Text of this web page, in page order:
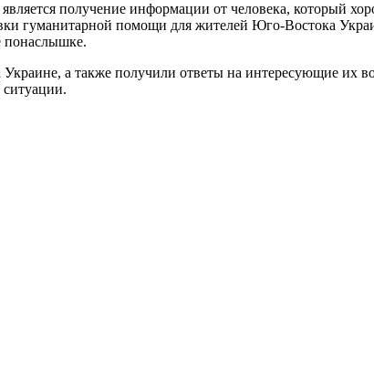
получение информации от человека, который
гуманитарной помощи для жителей Юго-Востока
понаслышке.
а также получили ответы на интересующие их